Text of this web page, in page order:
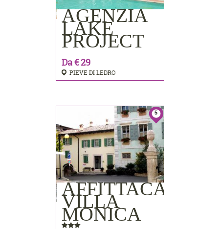
AGENZIA
LAKE
PROJECT
Da € 29
PIEVE DI LEDRO
PRENOTA
5
VILLA
MONICA
PRENOTA